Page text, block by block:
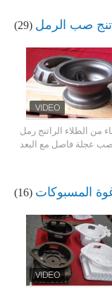
صب الرمل (29)
من الطلاء الراتنج رمل
صب عجلة فاصل مع البعد
المسبوكات (16)